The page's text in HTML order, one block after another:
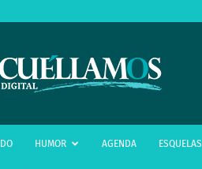
infoSocuéllamos
HUMOR AGENDA ESQUELAS